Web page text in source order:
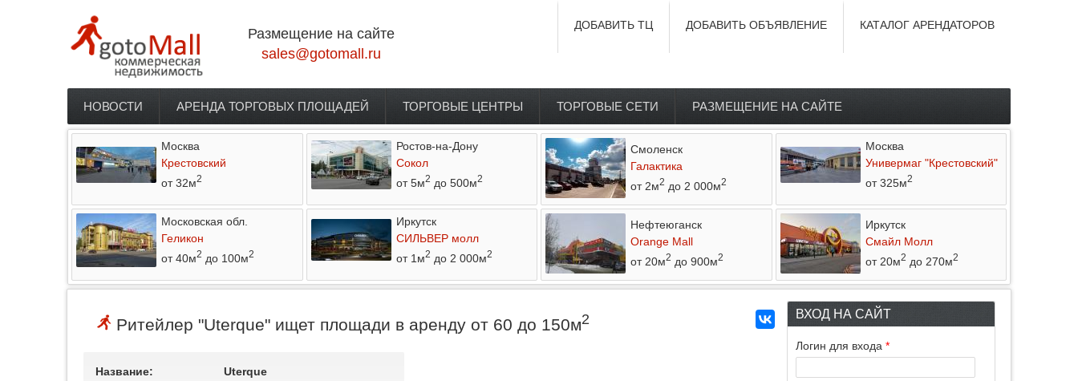
Размещение на сайте
sales@gotomall.ru
КАТАЛОГ АРЕНДАТОРОВ
ДОБАВИТЬ ОБЪЯВЛЕНИЕ
ДОБАВИТЬ ТЦ
Главное меню
НОВОСТИ АРЕНДА ТОРГОВЫХ ПЛОЩАДЕЙ ТОРГОВЫЕ ЦЕНТРЫ ТОРГОВЫЕ СЕТИ РАЗМЕЩЕНИЕ НА САЙТЕ
Москва
Крестовский
от 32м2
Ростов-на-Дону
Сокол
от 5м2 до 500м2
Смоленск
Галактика
от 2м2 до 2 000м2
Москва
Универмаг "Крестовский"
от 325м2
Московская обл.
Геликон
от 40м2 до 100м2
Иркутск
СИЛЬВЕР молл
от 1м2 до 2 000м2
Нефтеюганск
Orange Mall
от 20м2 до 900м2
Иркутск
Смайл Молл
от 20м2 до 270м2
Ритейлер "Uterque" ищет площади в аренду от 60 до 150м2
Название:
Uterque
ВХОД НА САЙТ
Логин для входа *